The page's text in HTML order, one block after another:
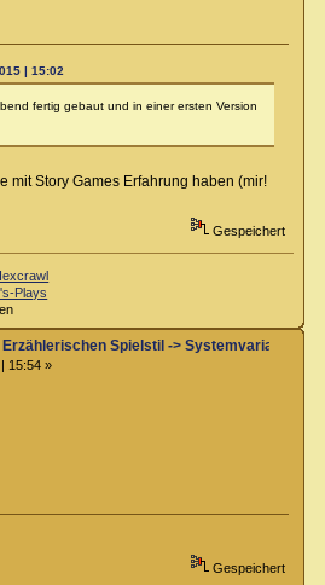
| 15:02
fertig gebaut und in einer ersten Version
mit Story Games Erfahrung haben (mir!
Gespeichert
Plays
Spielstil -> Systemvariante im
15:54 »
Gespeichert